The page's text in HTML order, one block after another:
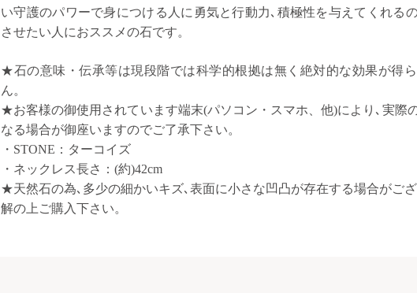
い守護のパワーで身につける人に勇気と行動力､積極性を与えてくれる
させたい人におススメの石です。
★石の意味・伝承等は現段階では科学的根拠は無く絶対的な効果が得
ん。
★お客様の御使用されています端末(パソコン・スマホ、他)により､実際
なる場合が御座いますのでご了承下さい。
・STONE： ターコイズ
・ ネックレス長さ：(約)42cm
★天然石の為､多少の細かいキズ､表面に小さな凹凸が存在する場合がご
解の上ご購入下さい。